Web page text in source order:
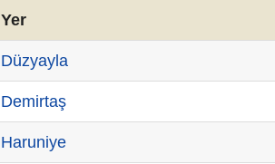
Yer
Düzyayla
Demirtaş
Haruniye